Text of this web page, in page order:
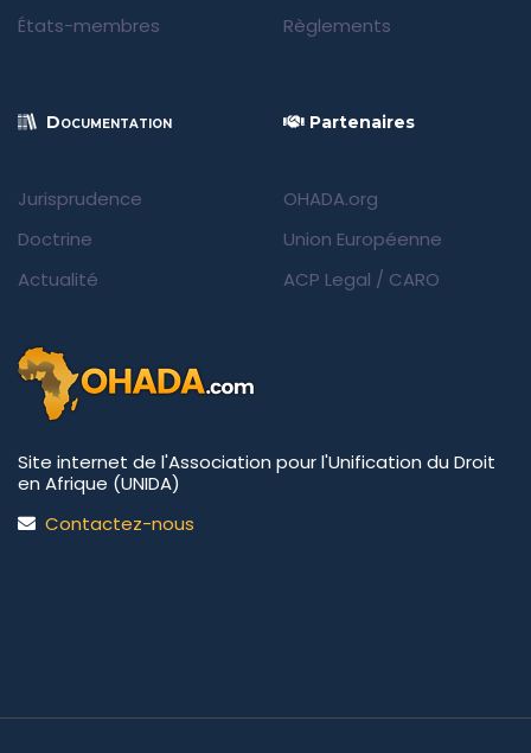
États-membres
Règlements
Documentation
Jurisprudence
Doctrine
Actualité
Partenaires
OHADA.org
Union Européenne
ACP Legal / CARO
Site internet de l'Association pour l'Unification du Droit
en Afrique (UNIDA)
Contactez-nous